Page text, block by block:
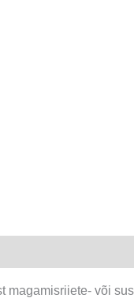
magamisriiete- või